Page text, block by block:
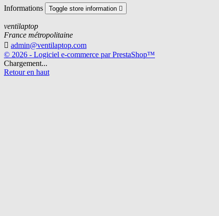
Informations Toggle store information 
ventilaptop
France métropolitaine
 admin@ventilaptop.com
© 2026 - Logiciel e-commerce par PrestaShop™
Chargement...
Retour en haut